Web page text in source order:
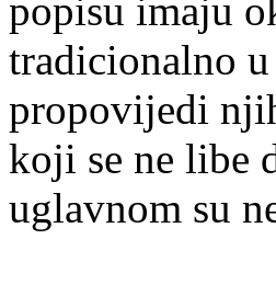
popisu imaju
tradicionalno
propovijedi
koji se ne libe
uglavnom su